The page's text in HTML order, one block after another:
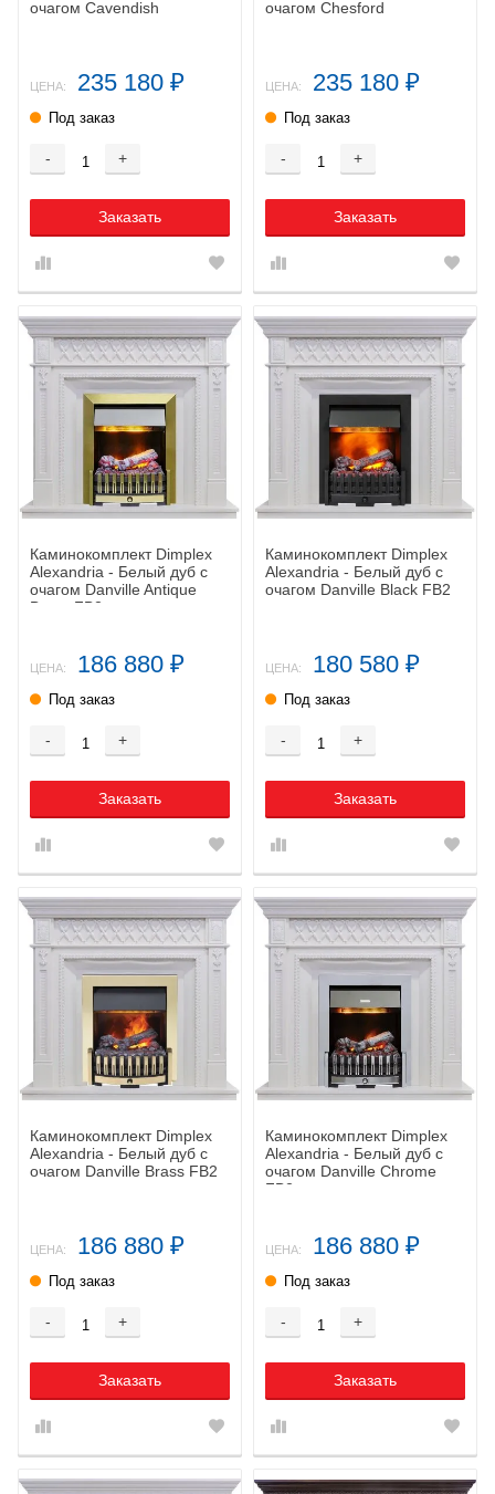
очагом Cavendish
ЦЕНА: 235 180 ₽
Под заказ
- +
Заказать
очагом Chesford
ЦЕНА: 235 180 ₽
Под заказ
- +
Заказать
Каминокомплект Dimplex
Alexandria - Белый дуб с
очагом Danville Antique
Brass FB2
ЦЕНА: 186 880 ₽
Под заказ
- +
Заказать
Каминокомплект Dimplex
Alexandria - Белый дуб с
очагом Danville Black FB2
ЦЕНА: 180 580 ₽
Под заказ
- +
Заказать
Каминокомплект Dimplex
Alexandria - Белый дуб с
очагом Danville Brass FB2
ЦЕНА: 186 880 ₽
Под заказ
- +
Заказать
Каминокомплект Dimplex
Alexandria - Белый дуб с
очагом Danville Chrome
FB2
ЦЕНА: 186 880 ₽
Под заказ
- +
Заказать